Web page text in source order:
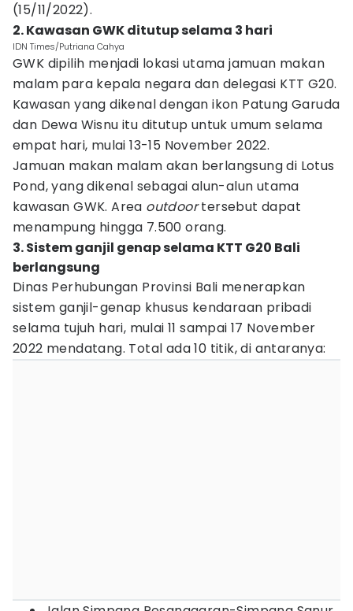
(15/11/2022).
2. Kawasan GWK ditutup selama 3 hari
IDN Times/Putriana Cahya
GWK dipilih menjadi lokasi utama jamuan makan
malam para kepala negara dan delegasi KTT G20.
Kawasan yang dikenal dengan ikon Patung Garuda
dan Dewa Wisnu itu ditutup untuk umum selama
empat hari, mulai 13-15 November 2022.
Jamuan makan malam akan berlangsung di Lotus
Pond, yang dikenal sebagai alun-alun utama
kawasan GWK. Area outdoortersebut dapat
menampung hingga 7.500 orang.
3. Sistem ganjil genap selama KTT G20 Bali
berlangsung
Dinas Perhubungan Provinsi Bali menerapkan
sistem ganjil-genap khusus kendaraan pribadi
selama tujuh hari, mulai 11 sampai 17 November
2022 mendatang. Total ada 10 titik, di antaranya: